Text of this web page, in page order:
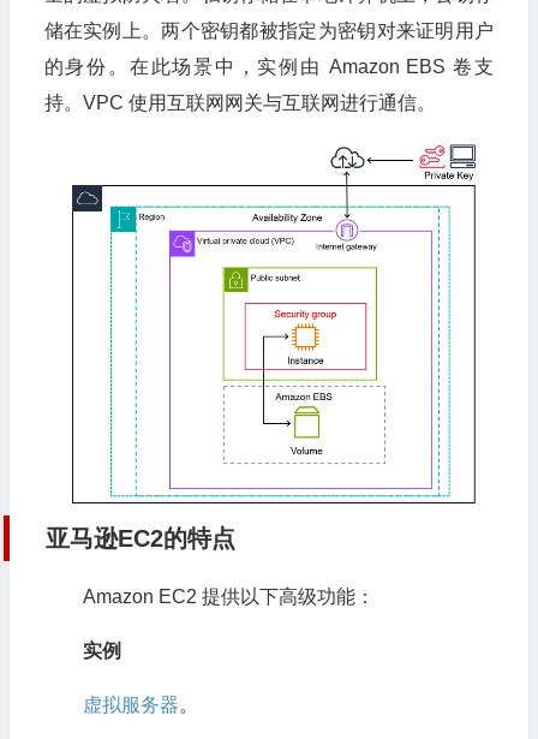
储在实例上。两个密钥都被指定为密钥对来证明用户
的身份。在此场景中，实例由 Amazon EBS 卷支
持。VPC 使用互联网网关与互联网进行通信。
亚马逊EC2的特点
Amazon EC2 提供以下高级功能：
实例
虚拟服务器。